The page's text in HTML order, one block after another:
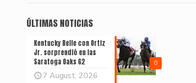
ÚLTIMAS NOTICIAS
0
Kentucky Belle con Ortiz
Jr. sorprendió en las
Saratoga Oaks G2
7 August, 2026